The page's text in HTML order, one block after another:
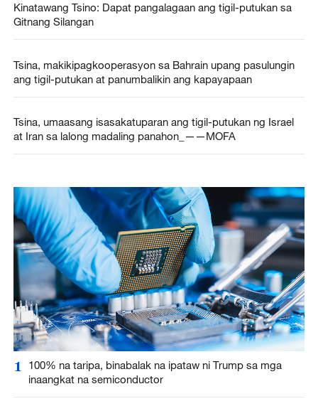
Kinatawang Tsino: Dapat pangalagaan ang tigil-putukan sa
Gitnang Silangan
Tsina, makikipagkooperasyon sa Bahrain upang pasulungin
ang tigil-putukan at panumbalikin ang kapayapaan
Tsina, umaasang isasakatuparan ang tigil-putukan ng Israel
at Iran sa lalong madaling panahon_——MOFA
1
100% na taripa, binabalak na ipataw ni Trump sa mga
inaangkat na semiconductor